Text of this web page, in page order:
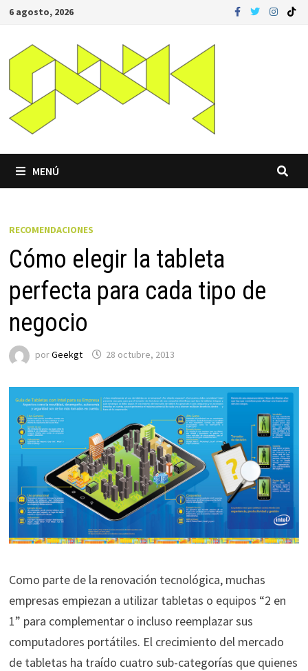
Saltar
contenido
6 agosto, 2026
MENÚ
RECOMENDACIONES
Cómo elegir la tableta
perfecta para cada tipo de
negocio
porGeekgt 28 octubre, 2013
Como parte de la renovación tecnológica, muchas
empresas empiezan a utilizar tabletas o equipos “2 en
1” para complementar o incluso reemplazar sus
computadores portátiles. El crecimiento del mercado
de tabletas ha traído cuatro sub-categorías que quienes